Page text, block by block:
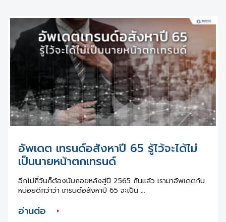
อัพเดต เทรนด์อสังหาปี 65 รู้ไว้จะได้ไม่
เป็นนายหน้าตกเทรนด์
อีกไม่กี่วันก็ต้องนับถอยหลังสู่ปี 2565 กันแล้ว เรามาอัพเดตกัน
หน่อยดีกว่าว่า เทรนด์อสังหาปี 65 จะเป็น ...
อ่านต่อ